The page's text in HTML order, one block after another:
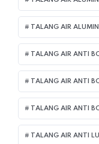
TALANG AIR
TALANG AIR ANTI
TALANG AIR ANTI
TALANG AIR ANTI
TALANG AIR ANTI